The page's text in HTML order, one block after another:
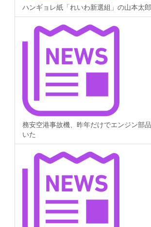
ハンギョレ紙「れいわ新選組」の山本太
務安空港事故機、昨年だけでエンジン部
いた